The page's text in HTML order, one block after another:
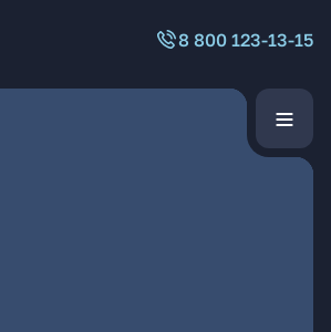
8 800 123-13-15